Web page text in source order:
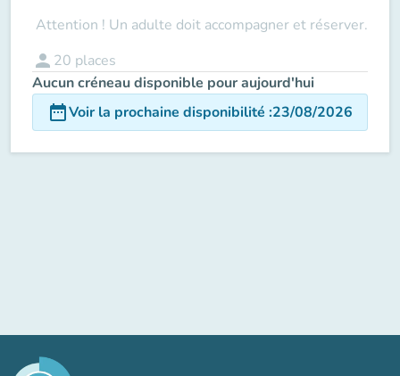
Attention ! Un adulte doit accompagner et réserver.
person 20 places
Aucun créneau disponible pour aujourd'hui
date_rangeVoir la prochaine disponibilité :23/08/2026